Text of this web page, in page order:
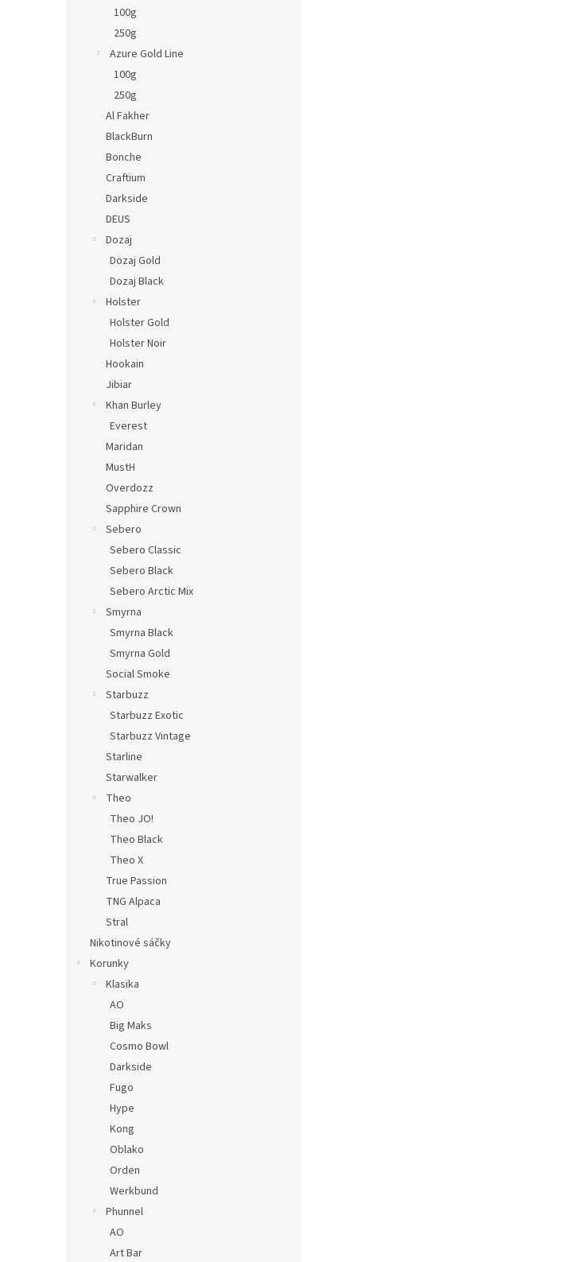
100g
250g
Azure Gold Line
100g
250g
Al Fakher
BlackBurn
Bonche
Craftium
Darkside
DEUS
Dozaj
Dozaj Gold
Dozaj Black
Holster
Holster Gold
Holster Noir
Hookain
Jibiar
Khan Burley
Everest
Maridan
MustH
Overdozz
Sapphire Crown
Sebero
Sebero Classic
Sebero Black
Sebero Arctic Mix
Smyrna
Smyrna Black
Smyrna Gold
Social Smoke
Starbuzz
Starbuzz Exotic
Starbuzz Vintage
Starline
Starwalker
Theo
Theo JO!
Theo Black
Theo X
True Passion
TNG Alpaca
Stral
Nikotinové sáčky
Korunky
Klasika
AO
Big Maks
Cosmo Bowl
Darkside
Fugo
Hype
Kong
Oblako
Orden
Werkbund
Phunnel
AO
Art Bar